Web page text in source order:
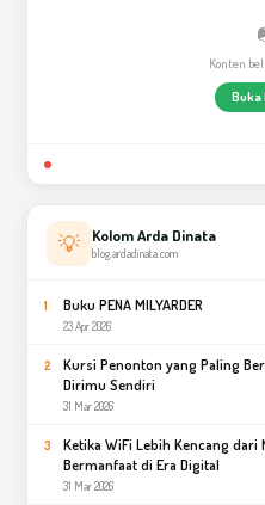
Konten
Buka
💡 Kolom Arda Dinata
blog.ardadinata.com
1 Buku PENA MILYARDER
23 Apr 2026
2
Kursi Penonton yang Paling
Dirimu Sendiri
31 Mar 2026
3
Ketika WiFi Lebih Kencang dari
Bermanfaat di Era Digital
31 Mar 2026